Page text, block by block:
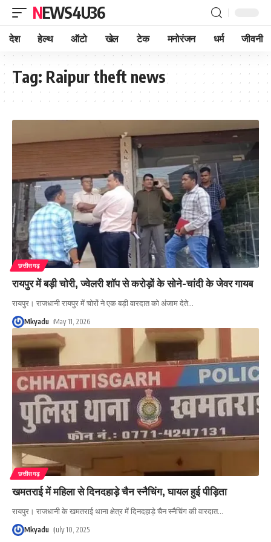
NEWS4U36
देश हेल्थ ऑटो खेल टेक मनोरंजन धर्म जीवनी
Tag: Raipur theft news
छत्तीसगढ़
रायपुर में बड़ी चोरी, ज्वेलरी शॉप से करोड़ों के सोने-चांदी के जेवर गायब
रायपुर। राजधानी रायपुर में चोरों ने एक बड़ी वारदात को अंजाम देते…
Mkyadu May 11, 2026
छत्तीसगढ़
खमतराई में महिला से दिनदहाड़े चैन स्नैचिंग, घायल हुई पीड़िता
रायपुर। राजधानी के खमतराई थाना क्षेत्र में दिनदहाड़े चैन स्नैचिंग की वारदात…
Mkyadu July 10, 2025